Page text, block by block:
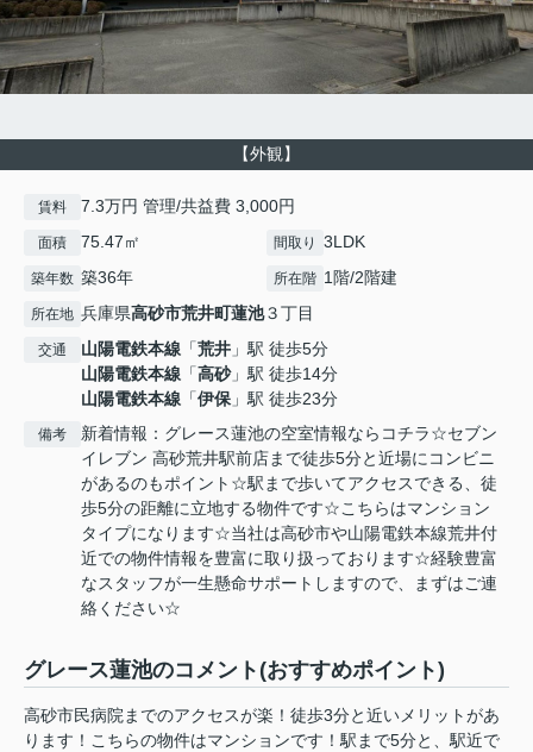
【外観】
賃料 7.3万円 管理/共益費 3,000円
面積 75.47㎡ 間取り 3LDK
築年数 築36年 所在階 1階/2階建
所在地 兵庫県高砂市荒井町蓮池３丁目
交通 山陽電鉄本線 「荒井 」駅 徒歩5分
山陽電鉄本線 「高砂」駅 徒歩14分
山陽電鉄本線 「伊保」駅 徒歩23分
備考
新着情報：グレース蓮池の空室情報ならコチラ☆セブン
イレブン 高砂荒井駅前店まで徒歩5分と近場にコンビニ
があるのもポイント☆駅まで歩いてアクセスできる、徒
歩5分の距離に立地する物件です☆こちらはマンション
タイプになります☆当社は高砂市や山陽電鉄本線荒井付
近での物件情報を豊富に取り扱っております☆経験豊富
なスタッフが一生懸命サポートしますので、まずはご連
絡ください☆
グレース蓮池のコメント(おすすめポイント)
高砂市民病院までのアクセスが楽！徒歩3分と近いメリットがあ
ります！こちらの物件はマンションです！駅まで5分と、駅近で